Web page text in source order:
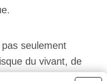
pas seulement
du vivant, de